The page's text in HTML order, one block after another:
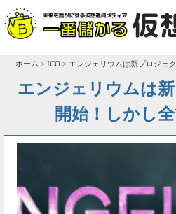
ホーム > ICO > エンジェリウムは新プロジェ
エンジェリウムは
開始！しかし